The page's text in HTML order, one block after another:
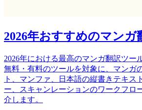
2026年おすすめのマンガ
2026年における最高のマンガ翻訳ツー
無料・有料のツールを対象に、マンガ
ト、マンファ、日本語の縦書きテキス
ー、スキャンレーションのワークフロ
介します。